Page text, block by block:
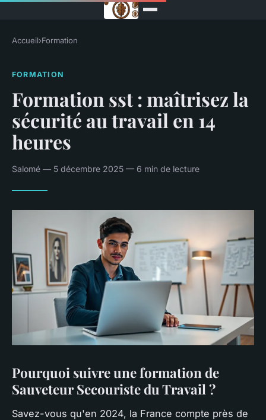
Accueil›Formation
FORMATION
Formation sst : maîtrisez la
sécurité au travail en 14
heures
Salomé — 5 décembre 2025 — 6 min de lecture
Pourquoi suivre une formation de
Sauveteur Secouriste du Travail ?
Savez-vous qu'en 2024, la France compte près de